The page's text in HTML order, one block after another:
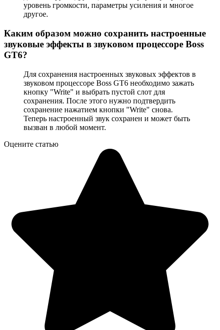
уровень громкости, параметры усиления и многое
другое.
Каким образом можно сохранить настроенные
звуковые эффекты в звуковом процессоре Boss
GT6?
Для сохранения настроенных звуковых эффектов в
звуковом процессоре Boss GT6 необходимо зажать
кнопку "Write" и выбрать пустой слот для
сохранения. После этого нужно подтвердить
сохранение нажатием кнопки "Write" снова.
Теперь настроенный звук сохранен и может быть
вызван в любой момент.
Оцените статью